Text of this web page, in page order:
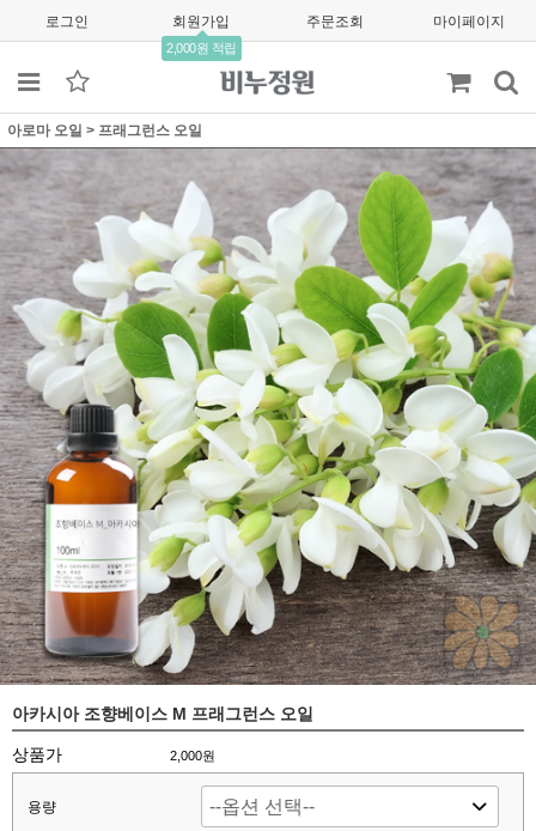
로그인 회원가입
2,000원 적립
주문조회 마이페이지
아로마 오일 > 프래그런스 오일
아카시아 조향베이스 M 프래그런스 오일
상품가 2,000원
용량